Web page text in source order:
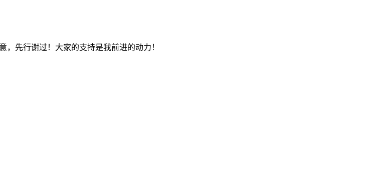
先行谢过！大家的支持是我前进的动力！